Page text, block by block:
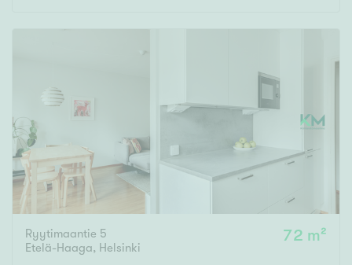
Ryytimaantie 5
Etelä-Haaga, Helsinki
72 m²